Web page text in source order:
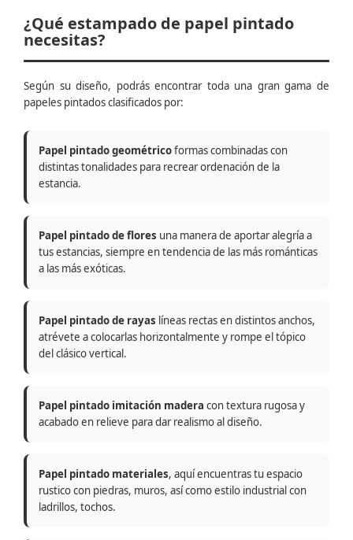
¿Qué estampado de papel pintado
necesitas?
Según su diseño, podrás encontrar toda una gran gama de
papeles pintados clasificados por:
Papel pintado geométricoformas combinadas con
distintas tonalidades para recrear ordenación de la
estancia.
Papel pintado de flores una manera de aportar alegría a
tus estancias, siempre en tendencia de las más románticas
a las más exóticas.
Papel pintado de rayas líneas rectas en distintos anchos,
atrévete a colocarlas horizontalmente y rompe el tópico
del clásico vertical.
Papel pintado imitación madera con textura rugosa y
acabado en relieve para dar realismo al diseño.
Papel pintado materiales, aquí encuentras tu espacio
rustico con piedras, muros, así como estilo industrial con
ladrillos, tochos.